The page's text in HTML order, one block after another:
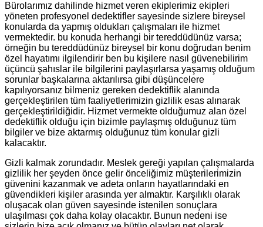
Bürolarımız dahilinde hizmet veren ekiplerimiz ekipleri
yöneten profesyonel dedektifler sayesinde sizlere bireysel
konularda da yapmış oldukları çalışmaları ile hizmet
vermektedir. bu konuda herhangi bir tereddüdünüz varsa;
örneğin bu tereddüdünüz bireysel bir konu doğrudan benim
özel hayatımı ilgilendirir ben bu kişilere nasıl güvenebilirim
üçüncü şahıslar ile bilgilerini paylaşırlarsa yaşamış olduğum
sorunlar başkalarına aktarılırsa gibi düşüncelere
kapılıyorsanız bilmeniz gereken dedektiflik alanında
gerçekleştirilen tüm faaliyetlerimizin gizlilik esas alınarak
gerçekleştirildiğidir. Hizmet vermekte olduğumuz alan özel
dedektiflik olduğu için bizimle paylaşmış olduğunuz tüm
bilgiler ve bize aktarmış olduğunuz tüm konular gizli
kalacaktır.
Gizli kalmak zorundadır. Meslek gereği yapılan çalışmalarda
gizlilik her şeyden önce gelir önceliğimiz müşterilerimizin
güvenini kazanmak ve adeta onların hayatlarındaki en
güvendikleri kişiler arasında yer almaktır. Karşılıklı olarak
oluşacak olan güven sayesinde istenilen sonuçlara
ulaşılması çok daha kolay olacaktır. Bunun nedeni ise